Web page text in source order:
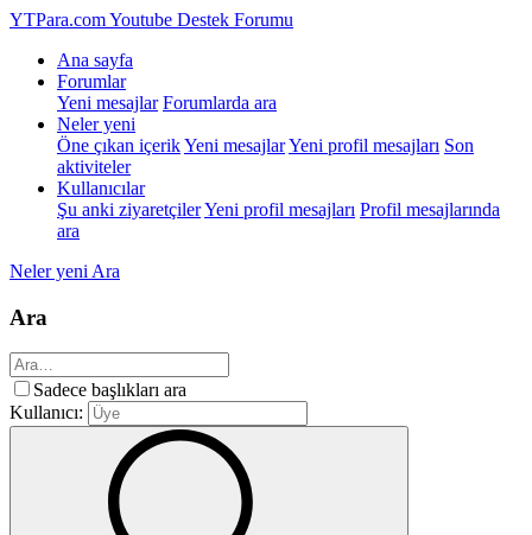
YTPara.comYoutube Destek Forumu
Ana sayfa
Forumlar
Yeni mesajlar Forumlarda ara
Neler yeni
Öne çıkan içerikYeni mesajlarYeni profil mesajları Son
aktiviteler
Kullanıcılar
Şu anki ziyaretçilerYeni profil mesajları Profil mesajlarında
ara
Neler yeni Ara
Ara
Sadece başlıkları ara
Kullanıcı: